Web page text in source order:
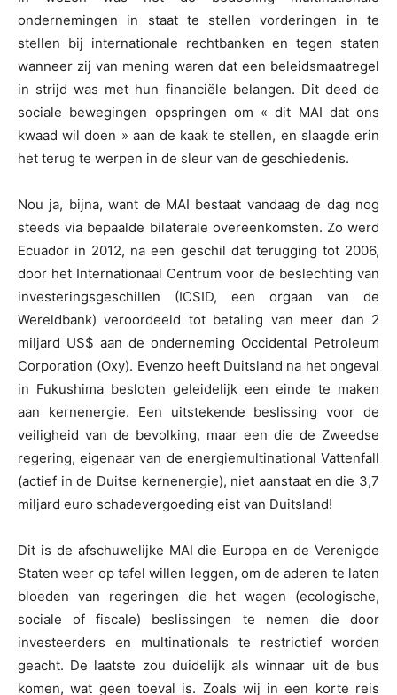
ondernemingen in staat te stellen vorderingen in te
stellen bij internationale rechtbanken en tegen staten
wanneer zij van mening waren dat een beleidsmaatregel
in strijd was met hun financiële belangen. Dit deed de
sociale bewegingen opspringen om « dit MAI dat ons
kwaad wil doen » aan de kaak te stellen, en slaagde erin
het terug te werpen in de sleur van de geschiedenis.
Nou ja, bijna, want de MAI bestaat vandaag de dag nog
steeds via bepaalde bilaterale overeenkomsten. Zo werd
Ecuador in 2012, na een geschil dat terugging tot 2006,
door het Internationaal Centrum voor de beslechting van
investeringsgeschillen (ICSID, een orgaan van de
Wereldbank) veroordeeld tot betaling van meer dan 2
miljard US$ aan de onderneming Occidental Petroleum
Corporation (Oxy). Evenzo heeft Duitsland na het ongeval
in Fukushima besloten geleidelijk een einde te maken
aan kernenergie. Een uitstekende beslissing voor de
veiligheid van de bevolking, maar een die de Zweedse
regering, eigenaar van de energiemultinational Vattenfall
(actief in de Duitse kernenergie), niet aanstaat en die 3,7
miljard euro schadevergoeding eist van Duitsland!
Dit is de afschuwelijke MAI die Europa en de Verenigde
Staten weer op tafel willen leggen, om de aderen te laten
bloeden van regeringen die het wagen (ecologische,
sociale of fiscale) beslissingen te nemen die door
investeerders en multinationals te restrictief worden
geacht. De laatste zou duidelijk als winnaar uit de bus
komen, wat geen toeval is. Zoals wij in een korte reis